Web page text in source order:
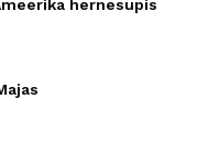
hernesupis